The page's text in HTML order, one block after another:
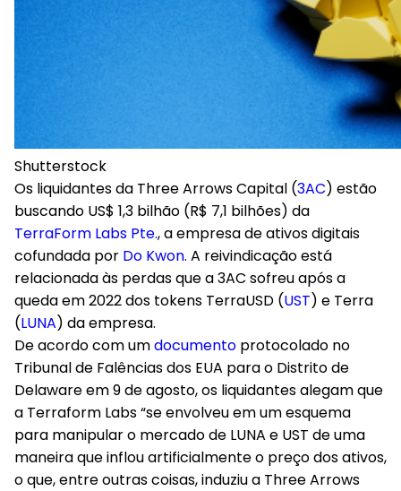
Shutterstock
Os liquidantes da Three Arrows Capital (3AC) estão
buscando US$ 1,3 bilhão (R$ 7,1 bilhões) da
TerraForm Labs Pte., a empresa de ativos digitais
cofundada por Do Kwon. A reivindicação está
relacionada às perdas que a 3AC sofreu após a
queda em 2022 dos tokens TerraUSD (UST) e Terra
(LUNA) da empresa.
De acordo com umdocumento protocolado no
Tribunal de Falências dos EUA para o Distrito de
Delaware em 9 de agosto, os liquidantes alegam que
a Terraform Labs “se envolveu em um esquema
para manipular o mercado de LUNA e UST de uma
maneira que inflou artificialmente o preço dos ativos,
o que, entre outras coisas, induziu a Three Arrows